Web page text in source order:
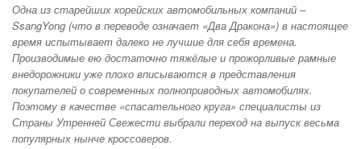
Одна из старейших корейских автомобильных компаний –
SsangYong (что в переводе означает «Два Дракона») в настоящее
время испытывает далеко не лучшие для себя времена.
Производимые ею достаточно тяжёлые и прожорливые рамные
внедорожники уже плохо вписываются в представления
покупателей о современных полноприводных автомобилях.
Поэтому в качестве «спасательного круга» специалисты из
Страны Утренней Свежести выбрали переход на выпуск весьма
популярных нынче кроссоверов.